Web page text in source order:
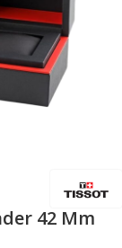
42 Mm